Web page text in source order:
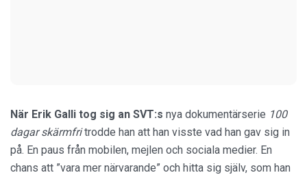
När Erik Galli tog sig an SVT:s nya dokumentärserie 100
dagar skärmfritrodde han att han visste vad han gav sig in
på. En paus från mobilen, mejlen och sociala medier. En
chans att ”vara mer närvarande” och hitta sig själv, som han